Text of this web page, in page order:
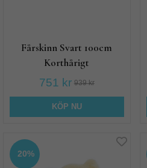
Fårskinn Svart 100cm
Korthårigt
751 kr 939 kr
KÖP NU
20%